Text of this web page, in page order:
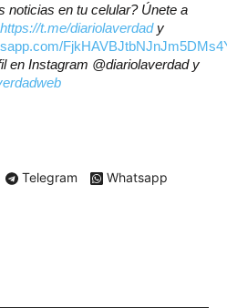
noticias en tu celular? Únete a
https://t.me/diariolaverdady
en Instagram @diariolaverdad y
Telegram Whatsapp